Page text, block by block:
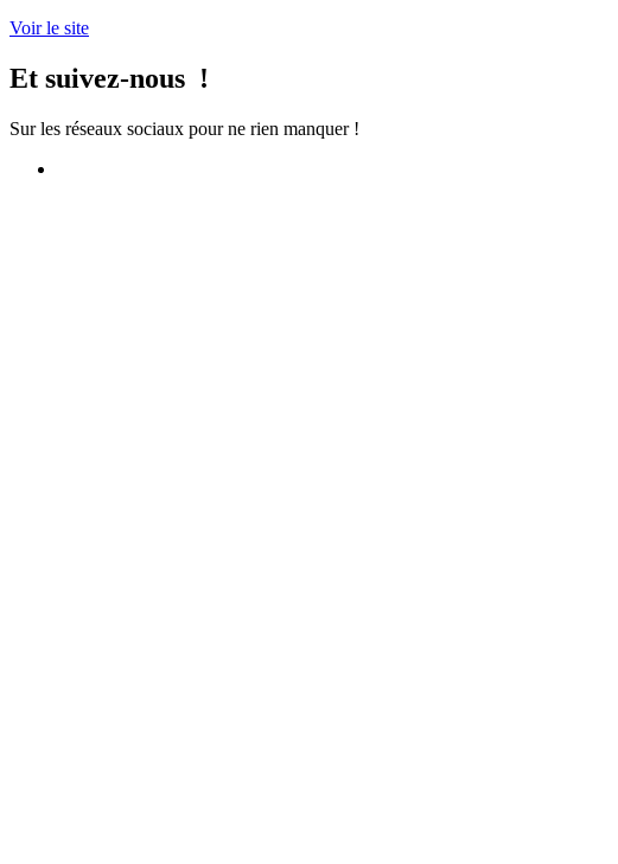
Voir le site
Et suivez-nous !
Sur les réseaux sociaux pour ne rien manquer !